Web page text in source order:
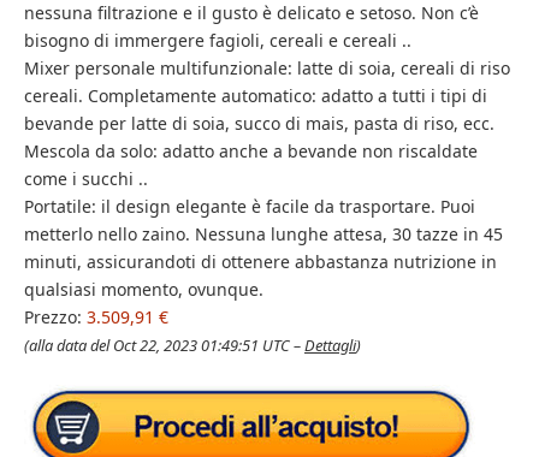
nessuna filtrazione e il gusto è delicato e setoso. Non c’è
bisogno di immergere fagioli, cereali e cereali ..
Mixer personale multifunzionale: latte di soia, cereali di riso
cereali. Completamente automatico: adatto a tutti i tipi di
bevande per latte di soia, succo di mais, pasta di riso, ecc.
Mescola da solo: adatto anche a bevande non riscaldate
come i succhi ..
Portatile: il design elegante è facile da trasportare. Puoi
metterlo nello zaino. Nessuna lunghe attesa, 30 tazze in 45
minuti, assicurandoti di ottenere abbastanza nutrizione in
qualsiasi momento, ovunque.
Prezzo: 3.509,91 €
(alla data del Oct 22, 2023 01:49:51 UTC –Dettagli)